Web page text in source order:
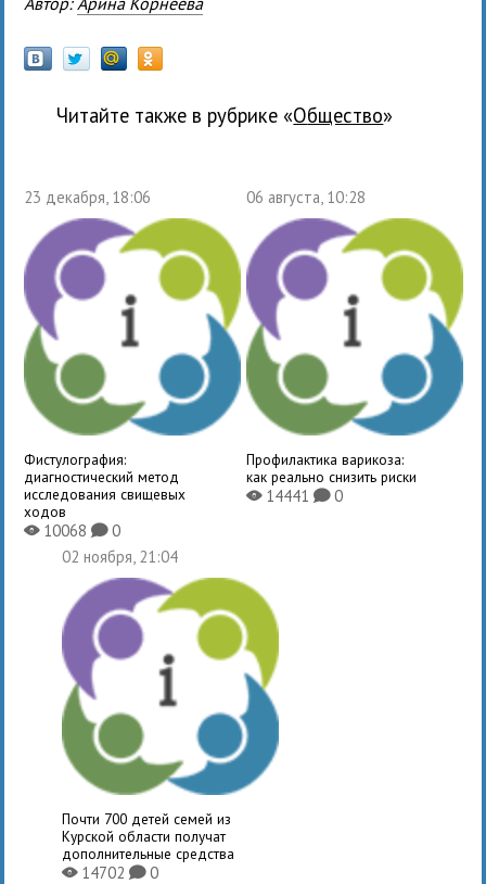
Читайте также в рубрике « общество»
23 декабря, 18:06
Фистулография:
диагностический метод
исследования свищевых
ходов
X10068K0
06 августа, 10:28
Профилактика варикоза:
как реально снизить риски
X14441 K0
02 ноября, 21:04
Почти 700 детей семей из
Курской области получат
дополнительные средства
X14702K0